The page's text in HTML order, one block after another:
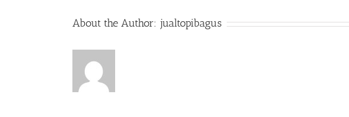
About the Author: jualtopibagus